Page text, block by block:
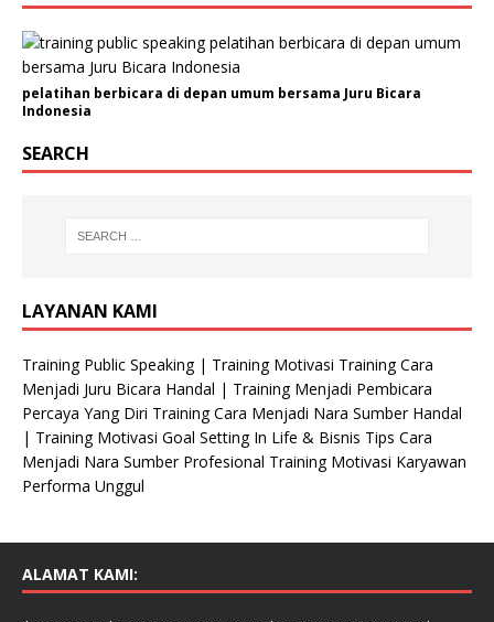
n
i
s
a
s
i
i
n
pelatihan berbicara di depan umum bersama Juru Bicara
Indonesia
SEARCH
LAYANAN KAMI
Training Public Speaking | Training Motivasi Training Cara
Menjadi Juru Bicara Handal | Training Menjadi Pembicara
Percaya Yang Diri Training Cara Menjadi Nara Sumber Handal
| Training Motivasi Goal Setting In Life & Bisnis Tips Cara
Menjadi Nara Sumber Profesional Training Motivasi Karyawan
Performa Unggul
ALAMAT KAMI: